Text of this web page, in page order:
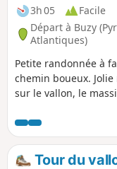
3h 05
Facile
Départ à Buzy
Atlantiques)
Petite randonnée à
chemin boueux.
sur le vallon, le
Tour du